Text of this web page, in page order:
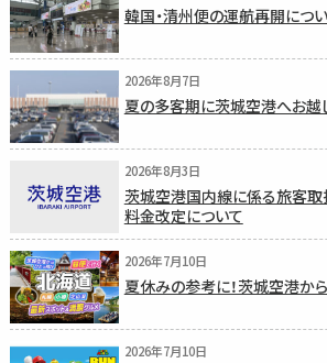
韓国・清州便の運航再開につ
2026年8月7日
夏の多客期に茨城空港へお越
2026年8月3日
茨城空港国内線に係る旅客
料金改定について
2026年7月10日
夏休みの参考に！茨城空港か
2026年7月10日